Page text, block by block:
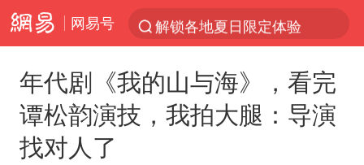
网易号
解锁各地夏日限定体验
男童模仿奥特曼从高处跳下致骨折
富婆带资进组给自己硬加60多场吻戏
年代剧《我的山与海》，看完
谭松韵演技，我拍大腿：导演
找对人了